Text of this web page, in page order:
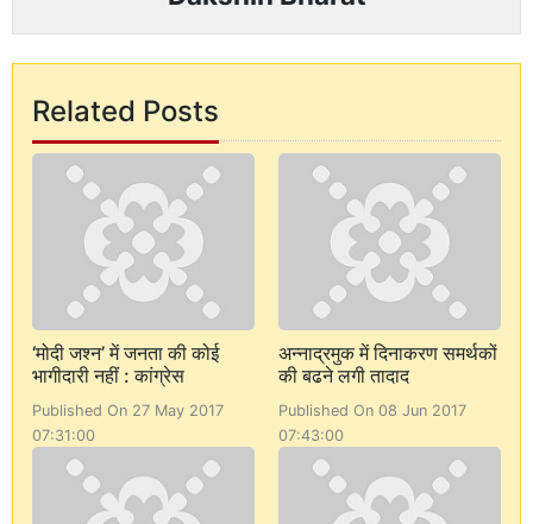
Related Posts
‘मोदी जश्न’ में जनता की कोई
भागीदारी नहीं : कांग्रेस
Published On 27 May 2017
07:31:00
अन्नाद्रमुक में दिनाकरण समर्थकों
की बढने लगी तादाद
Published On 08 Jun 2017
07:43:00